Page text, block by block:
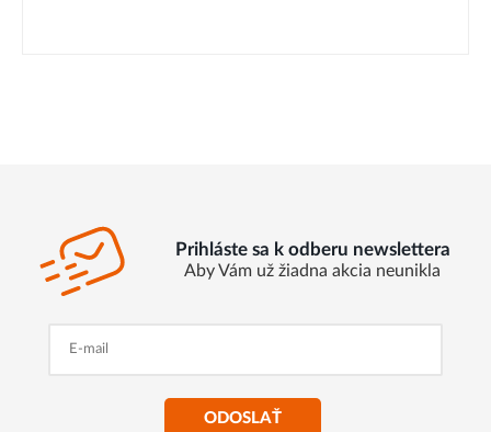
Prihláste sa k odberu newslettera
Aby Vám už žiadna akcia neunikla
ODOSLAŤ